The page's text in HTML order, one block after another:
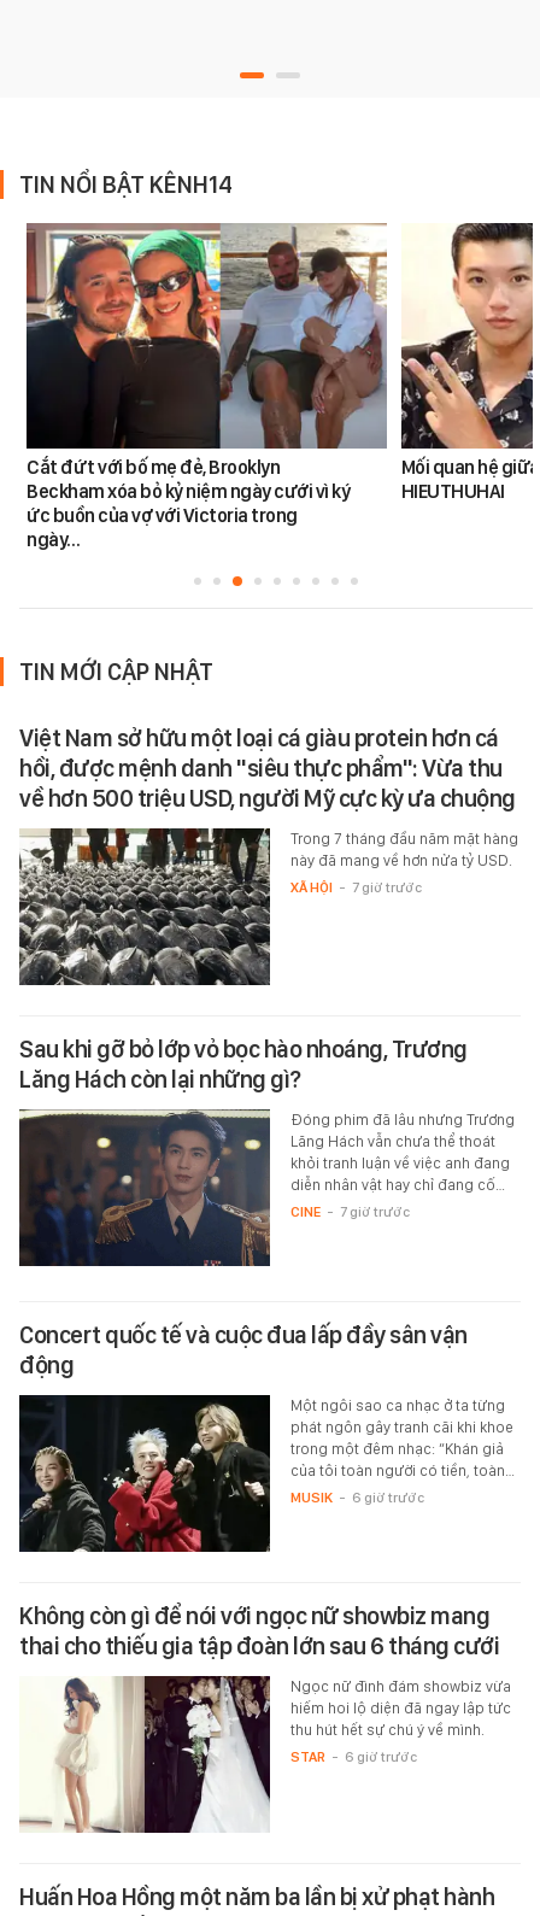
TIN NỔI BẬT KÊNH14
Cắt đứt với bố mẹ đẻ, Brooklyn
Beckham xóa bỏ kỷ niệm ngày cưới vì ký
ức buồn của vợ với Victoria trong
ngày…
Mối quan hệ giữa
HIEUTHUHAI
TIN MỚI CẬP NHẬT
Việt Nam sở hữu một loại cá giàu protein hơn cá
hồi, được mệnh danh "siêu thực phẩm": Vừa thu
về hơn 500 triệu USD, người Mỹ cực kỳ ưa chuộng
Trong 7 tháng đầu năm mặt hàng
này đã mang về hơn nửa tỷ USD.
XÃ HỘI - 7 giờ trước
Sau khi gỡ bỏ lớp vỏ bọc hào nhoáng, Trương
Lăng Hách còn lại những gì?
Đóng phim đã lâu nhưng Trương
Lăng Hách vẫn chưa thể thoát
khỏi tranh luận về việc anh đang
diễn nhân vật hay chỉ đang cố…
CINE - 7 giờ trước
Concert quốc tế và cuộc đua lấp đầy sân vận
động
Một ngôi sao ca nhạc ở ta từng
phát ngôn gây tranh cãi khi khoe
trong một đêm nhạc: “Khán giả
của tôi toàn người có tiền, toàn…
MUSIK - 6 giờ trước
Không còn gì để nói với ngọc nữ showbiz mang
thai cho thiếu gia tập đoàn lớn sau 6 tháng cưới
Ngọc nữ đình đám showbiz vừa
hiếm hoi lộ diện đã ngay lập tức
thu hút hết sự chú ý về mình.
STAR - 6 giờ trước
Huấn Hoa Hồng một năm ba lần bị xử phạt hành